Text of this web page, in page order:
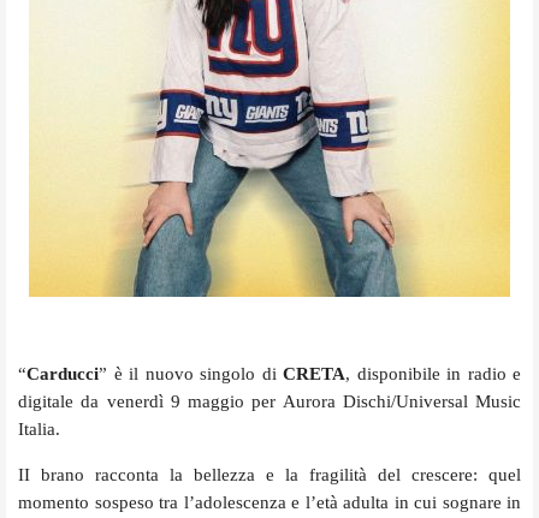
“Carducci” è il nuovo singolo di CRETA, disponibile in radio e
digitale da venerdì 9 maggio per Aurora Dischi/Universal Music
Italia.
II brano racconta la bellezza e la fragilità del crescere: quel
momento sospeso tra l’adolescenza e l’età adulta in cui sognare in